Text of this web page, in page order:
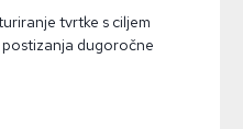
tvrtke s ciljem
dugoročne